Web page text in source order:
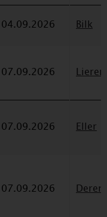
04.09.2026 Bilk
07.09.2026
07.09.2026 Eller
07.09.2026